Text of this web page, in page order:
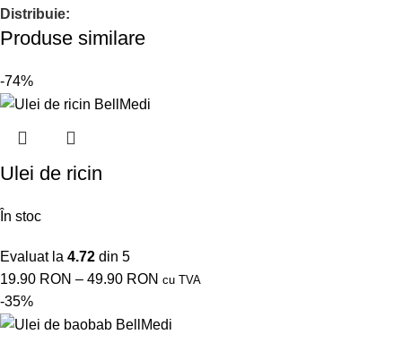
Distribuie:
Produse similare
-74%
Ulei de ricin
În stoc
Evaluat la 4.72 din 5
19.90 RON – 49.90 RON cu TVA
-35%